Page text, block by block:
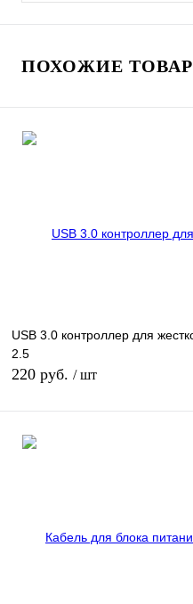
ПОХОЖИЕ
USB 3.0 контроллер для
2.5
220 руб. / шт